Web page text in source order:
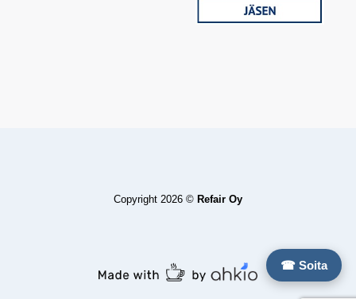
☎ Soita
Copyright 2026 © Refair Oy